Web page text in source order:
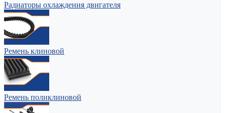
Радиаторы охлаждения двигателя
Ремень клиновой
Ремень поликлиновой